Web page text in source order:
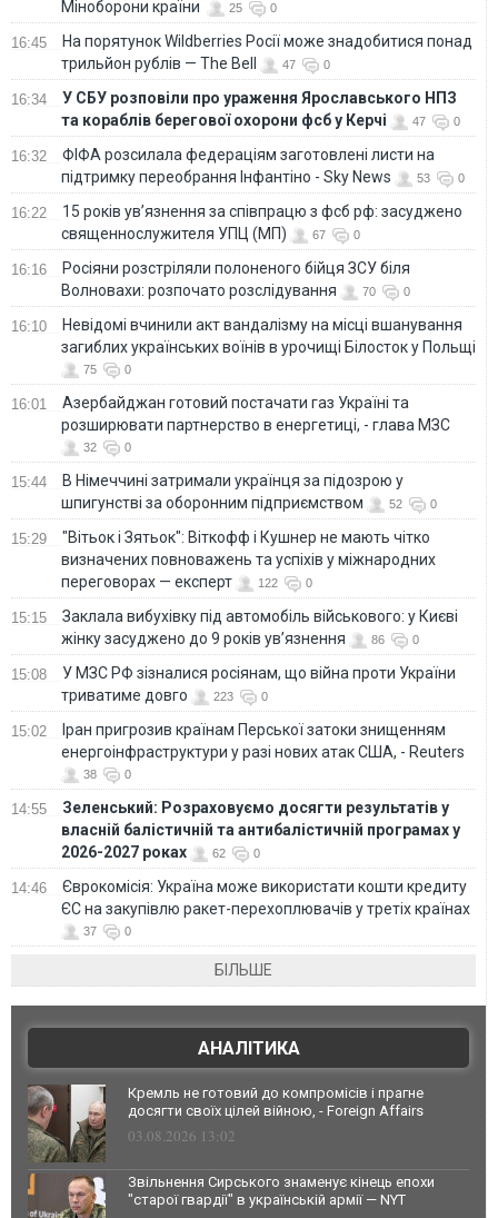
Міноборони країни
25 0
16:45
На порятунок Wildberries Росії може знадобитися понад
трильйон рублів — The Bell
47 0
16:34
У СБУ розповіли про ураження Ярославського НПЗ
та кораблів берегової охорони фсб у Керчі
47 0
16:32
ФІФА розсилала федераціям заготовлені листи на
підтримку переобрання Інфантіно - Sky News
53 0
16:22
15 років ув’язнення за співпрацю з фсб рф: засуджено
священнослужителя УПЦ (МП)
67 0
16:16
Росіяни розстріляли полоненого бійця ЗСУ біля
Волновахи: розпочато розслідування
70 0
16:10
Невідомі вчинили акт вандалізму на місці вшанування
загиблих українських воїнів в урочищі Білосток у Польщі
75 0
16:01
Азербайджан готовий постачати газ Україні та
розширювати партнерство в енергетиці, - глава МЗС
32 0
15:44
В Німеччині затримали українця за підозрою у
шпигунстві за оборонним підприємством
52 0
15:29
"Вітьок і Зятьок": Віткофф і Кушнер не мають чітко
визначених повноважень та успіхів у міжнародних
переговорах — експерт
122 0
15:15
Заклала вибухівку під автомобіль військового: у Києві
жінку засуджено до 9 років ув’язнення
86 0
15:08
У МЗС РФ зізналися росіянам, що війна проти України
триватиме довго
223 0
15:02
Іран пригрозив країнам Перської затоки знищенням
енергоінфраструктури у разі нових атак США, - Reuters
38 0
14:55
Зеленський: Розраховуємо досягти результатів у
власній балістичній та антибалістичній програмах у
2026-2027 роках
62 0
14:46
Єврокомісія: Україна може використати кошти кредиту
ЄС на закупівлю ракет-перехоплювачів у третіх країнах
37 0
БІЛЬШЕ
АНАЛІТИКА
Кремль не готовий до компромісів і прагне
досягти своїх цілей війною, - Foreign Affairs
03.08.2026 13:02
Звільнення Сирського знаменує кінець епохи
"старої гвардії" в українській армії — NYT